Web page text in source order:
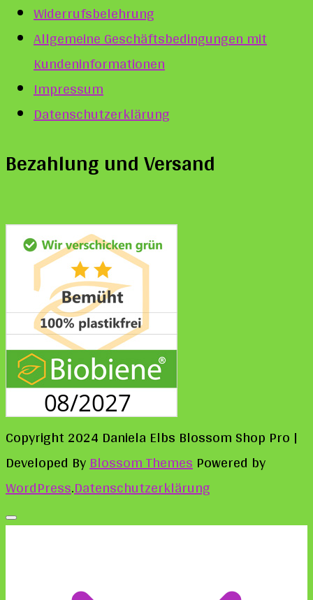
Widerrufsbelehrung
Allgemeine Geschäftsbedingungen mit
Kundeninformationen
Impressum
Datenschutzerklärung
Bezahlung und Versand
Copyright 2024 Daniela Elbs Blossom Shop Pro |
Developed ByBlossom ThemesPowered by
WordPress.Datenschutzerklärung